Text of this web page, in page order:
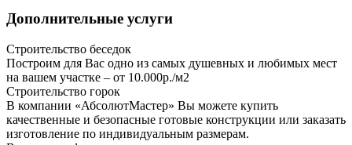
Дополнительные услуги
Строительство беседок
Построим для Вас одно из самых душевных и любимых мест
на вашем участке – от 10.000р./м2
Строительство горок
В компании «АбсолютМастер» Вы можете купить
качественные и безопасные готовые конструкции или заказать
изготовление по индивидуальным размерам.